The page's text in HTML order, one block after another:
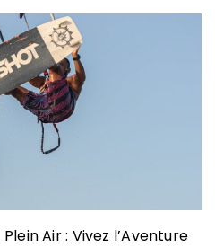
Air : Vivez l’Aventure